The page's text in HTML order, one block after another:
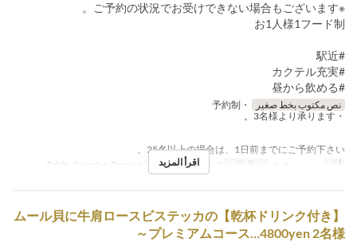
※ご予約の状況でお受けできない場合もございます。
お1人様1フード制
#駅近
#カクテル充実
#昼から飲める
نص مكتوب بخط صغير
・予約制
・3名様より承ります。
25名以上の場合は、1日前までにご予約下さい。
أيام
حد الطلب فئة المقعد
اقرأ المزيد
【乾杯ドリンク付き】ムール貝に牛肩ロースビステッカの
プレミアムコース…4800yen 2名様～